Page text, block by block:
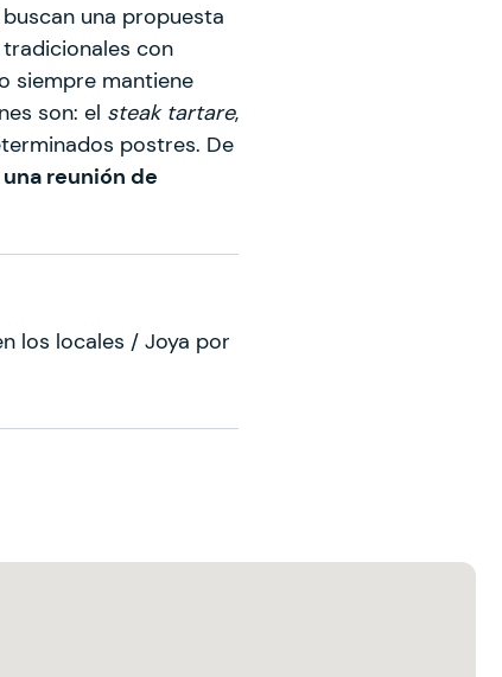
una propuesta
con
siempre mantiene
son: el steak tartare,
postres. De
reunión de
los locales / Joya por